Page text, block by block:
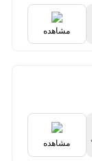
مشاهده
مشاهده